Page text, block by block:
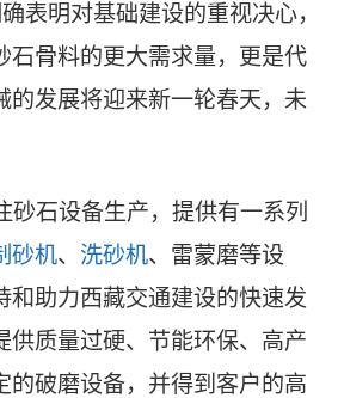
表明对基础建设的重视决心，
石骨料的更大需求量，更是代
的发展将迎来新一轮春天，未
砂石设备生产，提供有一系列
砂机、 洗砂机、雷蒙磨等设
和助力西藏交通建设的快速发
供质量过硬、节能环保、高产
的破磨设备，并得到客户的高